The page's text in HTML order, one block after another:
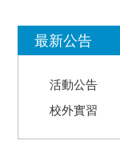
最新公告
活動公告
校外實習